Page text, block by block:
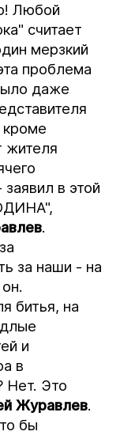
Любой
считает
мерзкий
проблема
даже
кроме
жителя
в этой
.
за наши - на
битья, на
и
в
Нет. Это
Журавлев.
бы